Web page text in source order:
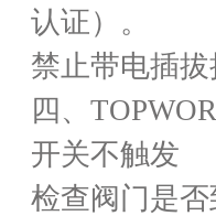
认证）。
禁止带电插
四、
开关不触发
检查阀门是